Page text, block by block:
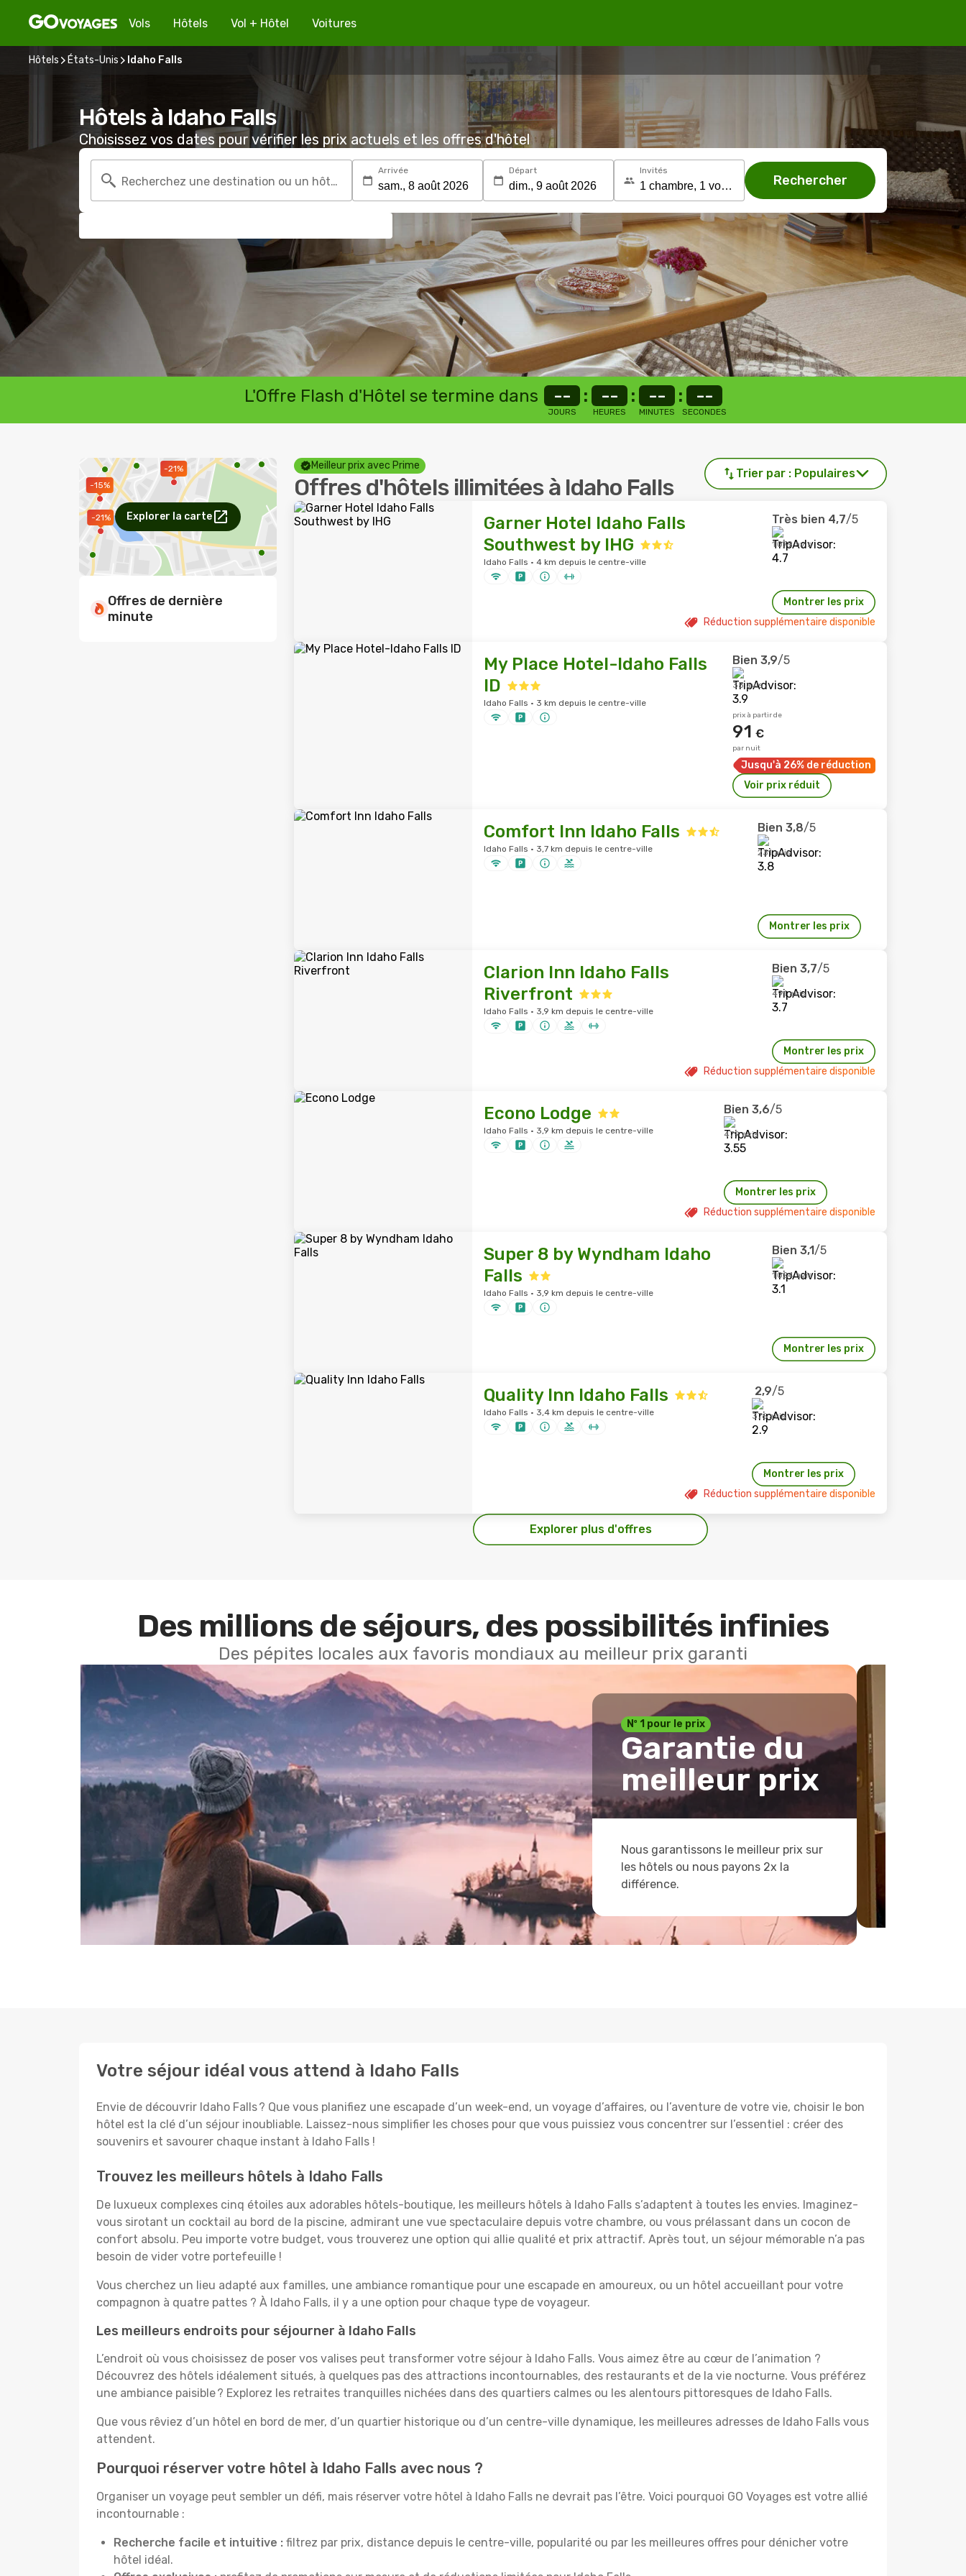
Vols Hôtels Vol + Hôtel Voitures
Hôtels États-Unis Idaho Falls
Hôtels à Idaho Falls
Choisissez vos dates pour vérifier les prix actuels et les offres d'hôtel
Recherchez une destination ou un hôtel
Arrivée Départ Invités
Rechercher
L'Offre Flash d'Hôtel se termine dans --
JOURS
: --
HEURES
: --
MINUTES
: --
SECONDES
-21%
-21%
-15%
Explorer la carte
Offres de dernière
minute
Meilleur prix avec Prime
Offres d'hôtels illimitées à Idaho Falls
Trier par : Populaires
Garner Hotel Idaho Falls
Southwest by IHG
Idaho Falls · 4 km depuis le centre-ville
Très bien 4,7/5
1 079 avis
Montrer les prix
Réduction supplémentaire disponible
My Place Hotel-Idaho Falls
ID
Idaho Falls · 3 km depuis le centre-ville
Bien 3,9/5
33 avis
prix à partir de
91 €
par nuit
Jusqu'à 26% de réduction
Voir prix réduit
Comfort Inn Idaho Falls
Idaho Falls · 3,7 km depuis le centre-ville
Bien 3,8/5
231 avis
Montrer les prix
Clarion Inn Idaho Falls
Riverfront
Idaho Falls · 3,9 km depuis le centre-ville
Bien 3,7/5
491 avis
Montrer les prix
Réduction supplémentaire disponible
Econo Lodge
Idaho Falls · 3,9 km depuis le centre-ville
Bien 3,6/5
479 avis
Montrer les prix
Réduction supplémentaire disponible
Super 8 by Wyndham Idaho
Falls
Idaho Falls · 3,9 km depuis le centre-ville
Bien 3,1/5
1 024 avis
Montrer les prix
Quality Inn Idaho Falls
Idaho Falls · 3,4 km depuis le centre-ville
2,9/5
376 avis
Montrer les prix
Réduction supplémentaire disponible
Explorer plus d'offres
Des millions de séjours, des possibilités infinies
Des pépites locales aux favoris mondiaux au meilleur prix garanti
Nº 1 pour le prix
Garantie du
meilleur prix
Nous garantissons le meilleur prix sur
les hôtels ou nous payons 2x la
différence.
Votre séjour idéal vous attend à Idaho Falls
Envie de découvrir Idaho Falls ? Que vous planifiez une escapade d’un week-end, un voyage d’affaires, ou l’aventure de votre vie, choisir le bon
hôtel est la clé d’un séjour inoubliable. Laissez-nous simplifier les choses pour que vous puissiez vous concentrer sur l’essentiel : créer des
souvenirs et savourer chaque instant à Idaho Falls !
Trouvez les meilleurs hôtels à Idaho Falls
De luxueux complexes cinq étoiles aux adorables hôtels-boutique, les meilleurs hôtels à Idaho Falls s’adaptent à toutes les envies. Imaginez-
vous sirotant un cocktail au bord de la piscine, admirant une vue spectaculaire depuis votre chambre, ou vous prélassant dans un cocon de
confort absolu. Peu importe votre budget, vous trouverez une option qui allie qualité et prix attractif. Après tout, un séjour mémorable n’a pas
besoin de vider votre portefeuille !
Vous cherchez un lieu adapté aux familles, une ambiance romantique pour une escapade en amoureux, ou un hôtel accueillant pour votre
compagnon à quatre pattes ? À Idaho Falls, il y a une option pour chaque type de voyageur.
Les meilleurs endroits pour séjourner à Idaho Falls
L’endroit où vous choisissez de poser vos valises peut transformer votre séjour à Idaho Falls. Vous aimez être au cœur de l’animation ?
Découvrez des hôtels idéalement situés, à quelques pas des attractions incontournables, des restaurants et de la vie nocturne. Vous préférez
une ambiance paisible ? Explorez les retraites tranquilles nichées dans des quartiers calmes ou les alentours pittoresques de Idaho Falls.
Que vous rêviez d’un hôtel en bord de mer, d’un quartier historique ou d’un centre-ville dynamique, les meilleures adresses de Idaho Falls vous
attendent.
Pourquoi réserver votre hôtel à Idaho Falls avec nous ?
Organiser un voyage peut sembler un défi, mais réserver votre hôtel à Idaho Falls ne devrait pas l’être. Voici pourquoi GO Voyages est votre allié
incontournable :
Recherche facile et intuitive : filtrez par prix, distance depuis le centre-ville, popularité ou par les meilleures offres pour dénicher votre
hôtel idéal.